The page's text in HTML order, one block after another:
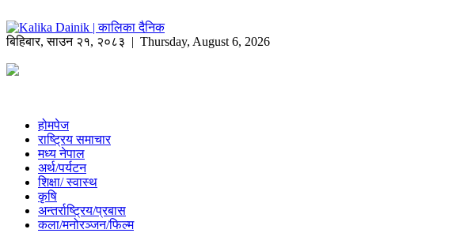
बिहिबार,साउन २१, २०८३ | Thursday, August 6, 2026
होमपेज
राष्ट्रिय समाचार
मध्य नेपाल
अर्थ/पर्यटन
शिक्षा/ स्वास्थ
कृषि
अन्तर्राष्ट्रिय/प्रबास
कला/मनोरञ्जन/फिल्म